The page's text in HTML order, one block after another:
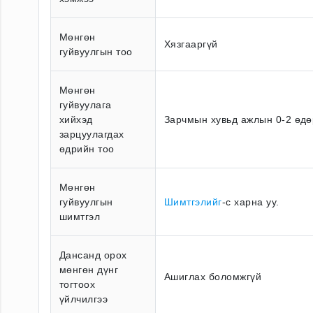
Мөнгөн
гуйвуулгын тоо
Хязгааргүй
Мөнгөн
гуйвуулага
хийхэд
зарцуулагдах
өдрийн тоо
Зарчмын хувьд ажлын 0-2
Мөнгөн
гуйвуулгын
шимтгэл
Шимтгэлийг-с харна уу.
Дансанд орох
мөнгөн дүнг
тогтоох
үйлчилгээ
Ашиглах боломжгүй